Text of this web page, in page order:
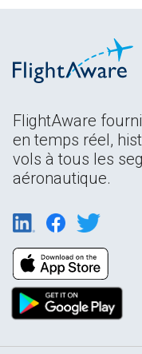
FlightAware
en temps réel,
vols à tous les
aéronautique.